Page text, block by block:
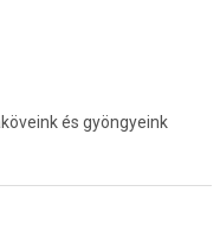
és gyöngyeink